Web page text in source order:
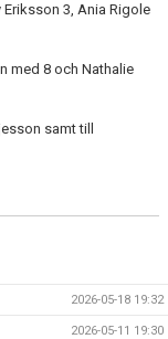
3, Ania Rigole
med 8 och Nathalie
samt till
2026-05-18 19:32
2026-05-11 19:30